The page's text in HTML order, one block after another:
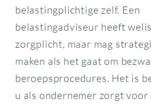
belastingplichtige zelf. Een
belastingadviseur heeft
zorgplicht, maar mag
maken als het gaat om
beroepsprocedures. Het is
u als ondernemer zorgt voor